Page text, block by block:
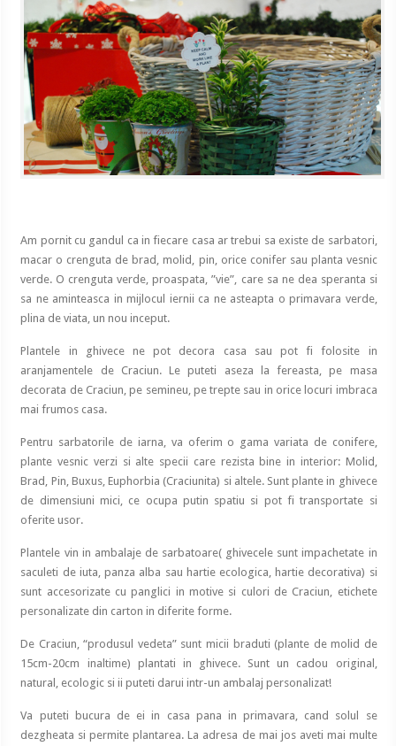
Am pornit cu gandul ca in fiecare casa ar trebui sa existe de sarbatori,
macar o crenguta de brad, molid, pin, orice conifer sau planta vesnic
verde. O crenguta verde, proaspata, ”vie”, care sa ne dea speranta si
sa ne aminteasca in mijlocul iernii ca ne asteapta o primavara verde,
plina de viata, un nou inceput.
Plantele in ghivece ne pot decora casa sau pot fi folosite in
aranjamentele de Craciun. Le puteti aseza la fereasta, pe masa
decorata de Craciun, pe semineu, pe trepte sau in orice locuri imbraca
mai frumos casa.
Pentru sarbatorile de iarna, va oferim o gama variata de conifere,
plante vesnic verzi si alte specii care rezista bine in interior: Molid,
Brad, Pin, Buxus, Euphorbia (Craciunita) si altele. Sunt plante in ghivece
de dimensiuni mici, ce ocupa putin spatiu si pot fi transportate si
oferite usor.
Plantele vin in ambalaje de sarbatoare( ghivecele sunt impachetate in
saculeti de iuta, panza alba sau hartie ecologica, hartie decorativa) si
sunt accesorizate cu panglici in motive si culori de Craciun, etichete
personalizate din carton in diferite forme.
De Craciun, “produsul vedeta” sunt micii braduti (plante de molid de
15cm-20cm inaltime) plantati in ghivece. Sunt un cadou original,
natural, ecologic si ii puteti darui intr-un ambalaj personalizat!
Va puteti bucura de ei in casa pana in primavara, cand solul se
dezgheata si permite plantarea. La adresa de mai jos aveti mai multe